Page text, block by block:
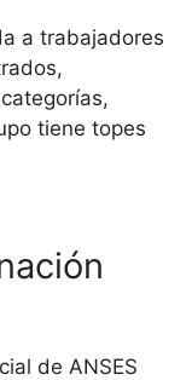
a trabajadores
tiene topes
de ANSES